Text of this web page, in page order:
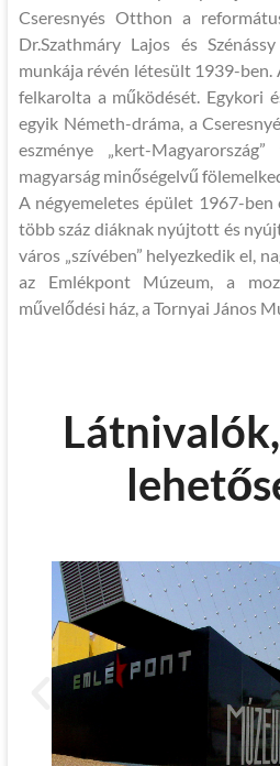
Cseresnyés Otthon a
Dr.Szathmáry Lajos és
munkája révén létesült 1939-ben.
felkarolta a működését. Egykori
egyik Németh-dráma, a
eszménye „kert-
magyarság minőségelvű
A négyemeletes épület 1967-
több száz diáknak nyújtott és
város „szívében” helyezkedik el,
az Emlékpont Múzeum, a
művelődési ház, a Tornyai János